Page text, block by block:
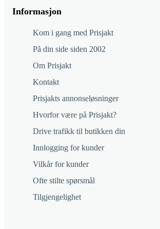
Informasjon
Kom i gang med Prisjakt
På din side siden 2002
Om Prisjakt
Kontakt
Prisjakts annonseløsninger
Hvorfor være på Prisjakt?
Drive trafikk til butikken din
Innlogging for kunder
Vilkår for kunder
Ofte stilte spørsmål
Tilgjengelighet